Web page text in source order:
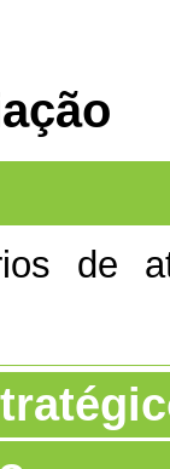
de